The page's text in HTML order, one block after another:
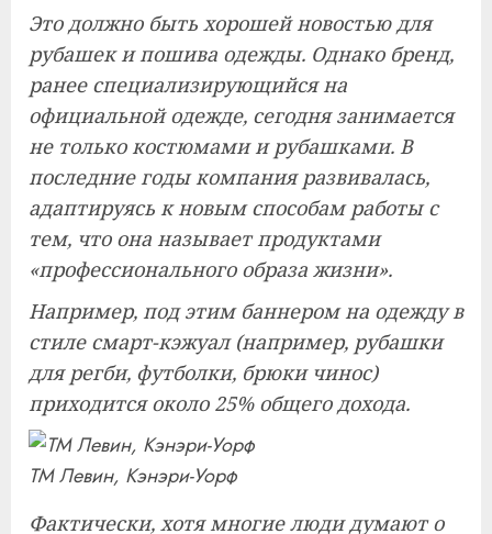
Это должно быть хорошей новостью для
рубашек и пошива одежды. Однако бренд,
ранее специализирующийся на
официальной одежде, сегодня занимается
не только костюмами и рубашками. В
последние годы компания развивалась,
адаптируясь к новым способам работы с
тем, что она называет продуктами
«профессионального образа жизни».
Например, под этим баннером на одежду в
стиле смарт-кэжуал (например, рубашки
для регби, футболки, брюки чинос)
приходится около 25% общего дохода.
ТМ Левин, Кэнэри-Уорф
Фактически, хотя многие люди думают о